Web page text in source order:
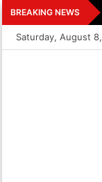
Skip
to
content
BREAKING NEWS
Saturday, August